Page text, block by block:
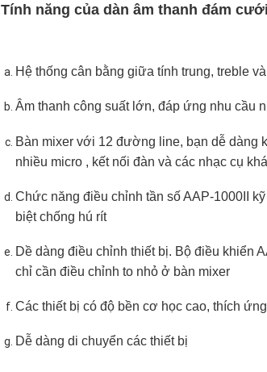
Tính năng của dàn âm thanh đám
Hệ thống cân bằng giữa tính trung, treble
Âm thanh công suất lớn, đáp ứng nhu cầu
Bàn mixer với 12 đường line, bạn dễ dàng
nhiều micro , kết nối đàn và các nhạc cụ
Chức năng điều chỉnh tần số AAP-1000II
biệt chống hú rít
Dề dàng điều chỉnh thiết bị. Bộ điều khiển
chỉ cần điều chỉnh to nhỏ ở bàn mixer
Các thiết bị có độ bền cơ học cao, thích
Dễ dàng di chuyển các thiết bị